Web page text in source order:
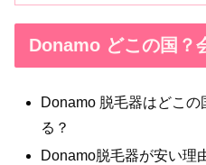
Donamo どこの国？
Donamo 脱毛器はどこ
る？
Donamo脱毛器が安い理